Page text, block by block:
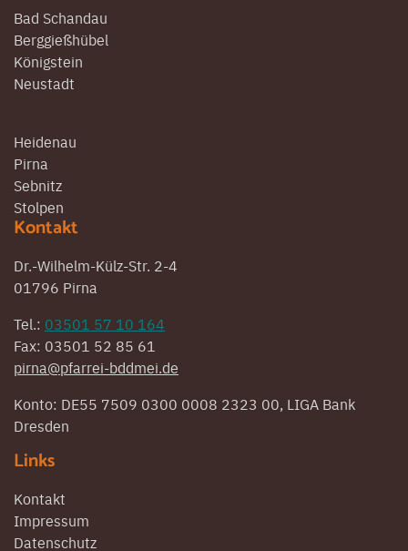
Bad Schandau
Berggießhübel
Königstein
Neustadt
Heidenau
Pirna
Sebnitz
Stolpen
Kontakt
Dr.-Wilhelm-Külz-Str. 2-4
01796 Pirna
Tel.: 03501 57 10 164
Fax: 03501 52 85 61
pirna@pfarrei-bddmei.de
Konto: DE55 7509 0300 0008 2323 00, LIGA Bank
Dresden
Links
Kontakt
Impressum
Datenschutz